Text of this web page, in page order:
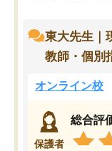
東大先生｜
教師・個別
オンライン校
保護者
総合評